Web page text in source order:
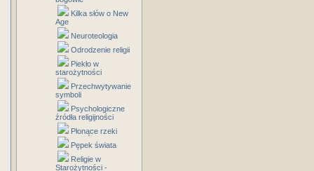
Kilka słów o New
Age
Neuroteologia
Odrodzenie religii
Piekło w
starożytności
Przechwytywanie
symboli
Psychologiczne
źródła religijności
Płonące rzeki
Pępek świata
Religie w
Starożytności -